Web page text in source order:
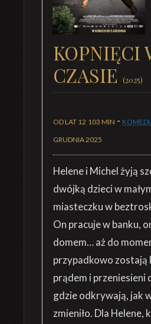
KOPNIĘCI
CZASIE (2025)
OD LAT 12 103 MIN -
GRUDNIA 2025
Helene i Michel żyją
dwójką dzieci w
miasteczku w
On pracuje w banku,
domem… aż do
przypadkowo zostają
prądem i przeniesieni
gdzie odkrywają, jak
zmieniło. Dla Helene,